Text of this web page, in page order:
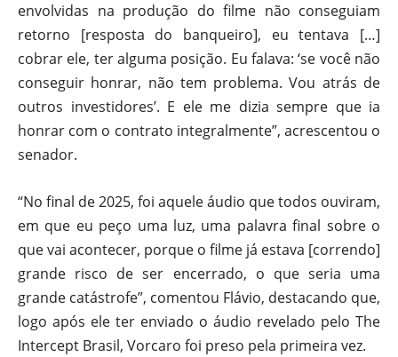
envolvidas na produção do filme não conseguiam
retorno [resposta do banqueiro], eu tentava […]
cobrar ele, ter alguma posição. Eu falava: ‘se você não
conseguir honrar, não tem problema. Vou atrás de
outros investidores’. E ele me dizia sempre que ia
honrar com o contrato integralmente”, acrescentou o
senador.
“No final de 2025, foi aquele áudio que todos ouviram,
em que eu peço uma luz, uma palavra final sobre o
que vai acontecer, porque o filme já estava [correndo]
grande risco de ser encerrado, o que seria uma
grande catástrofe”, comentou Flávio, destacando que,
logo após ele ter enviado o áudio revelado pelo The
Intercept Brasil, Vorcaro foi preso pela primeira vez.